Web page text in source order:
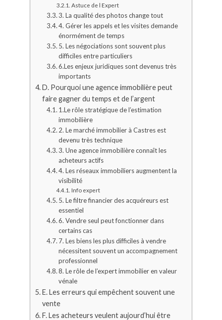
Astuce de l Expert
3. La qualité des photos change tout
4. Gérer les appels et les visites demande
énormément de temps
5. Les négociations sont souvent plus
difficiles entre particuliers
6.Les enjeux juridiques sont devenus très
importants
D. Pourquoi une agence immobilière peut
faire gagner du temps et de l’argent
1.Le rôle stratégique de l’estimation
immobilière
2. Le marché immobilier à Castres est
devenu très technique
3. Une agence immobilière connaît les
acheteurs actifs
4. Les réseaux immobiliers augmentent la
visibilité
Info expert
5. Le filtre financier des acquéreurs est
essentiel
6. Vendre seul peut fonctionner dans
certains cas
7. Les biens les plus difficiles à vendre
nécessitent souvent un accompagnement
professionnel
8. Le rôle de l’expert immobilier en valeur
vénale
E. Les erreurs qui empêchent souvent une
vente
F. Les acheteurs veulent aujourd’hui être